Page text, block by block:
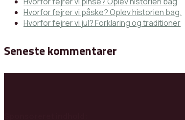
Hvorfor fejrer vi påske? Oplev historien bag.
Hvorfor fejrer vi jul? Forklaring og traditioner
Seneste kommentarer